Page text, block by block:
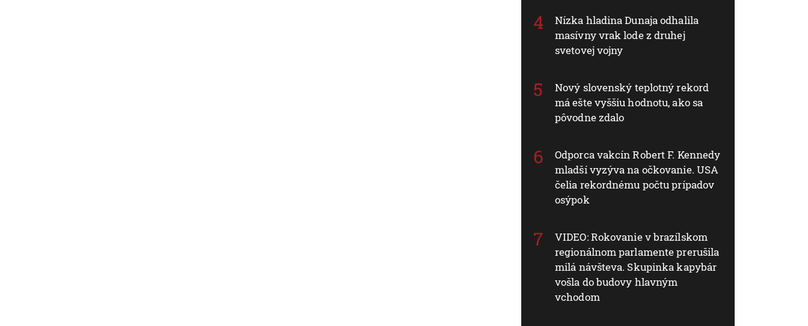
Nízka hladina Dunaja odhalila
masívny vrak lode z druhej
svetovej vojny
Nový slovenský teplotný rekord
má ešte vyššiu hodnotu, ako sa
pôvodne zdalo
Odporca vakcín Robert F. Kennedy
mladší vyzýva na očkovanie. USA
čelia rekordnému počtu prípadov
osýpok
VIDEO: Rokovanie v brazílskom
regionálnom parlamente prerušila
milá návšteva. Skupinka kapybár
vošla do budovy hlavným
vchodom